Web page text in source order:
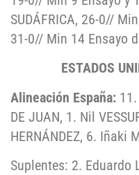
SUDÁFRICA, 26-0//
31-0// Min 14 Ensayo
ESTADOS
Alineación España:
DE JUAN, 1. Nil
HERNÁNDEZ, 6. Iñaki
Suplentes: 2. Eduardo